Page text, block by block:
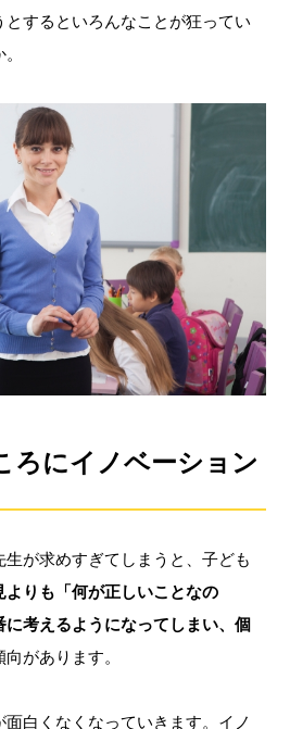
するといろんなことが狂ってい
ろにイノベーション
が求めすぎてしまうと、子ども
よりも「何が正しいことなの
考えるようになってしまい、個
向があります。
白くなくなっていきます。イノ